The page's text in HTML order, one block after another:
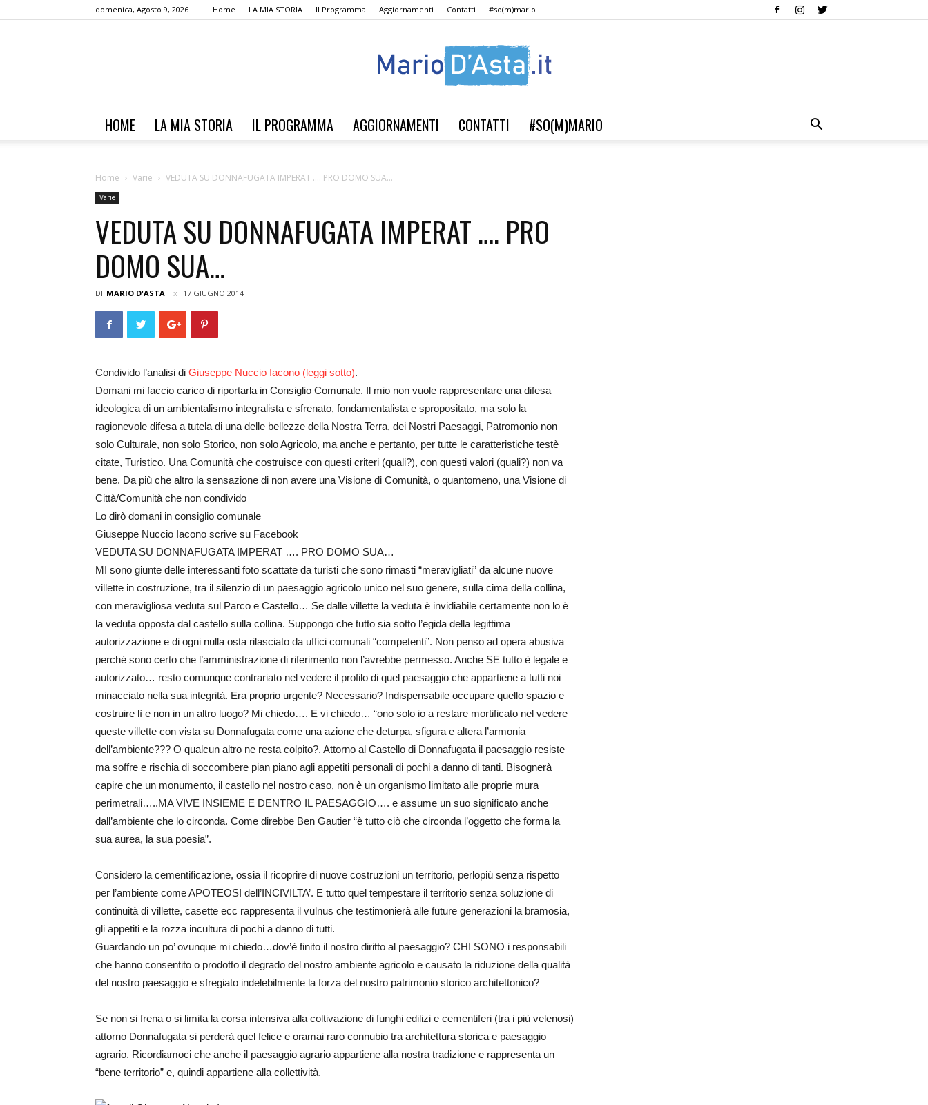
domenica, Agosto 9, 2026 Home LA MIA STORIA Il Programma Aggiornamenti Contatti #so(m)mario
HOME LA MIA STORIA IL PROGRAMMA AGGIORNAMENTI CONTATTI #SO(M)MARIO
Home Varie VEDUTA SU DONNAFUGATA IMPERAT …. PRO DOMO SUA…
Varie
VEDUTA SU DONNAFUGATA IMPERAT …. PRO
DOMO SUA…
DI MARIO D'ASTA 17 GIUGNO 2014
Condivido l’analisi di Giuseppe Nuccio Iacono (leggi sotto).
Domani mi faccio carico di riportarla in Consiglio Comunale. Il mio non vuole rappresentare una difesa
ideologica di un ambientalismo integralista e sfrenato, fondamentalista e spropositato, ma solo la
ragionevole difesa a tutela di una delle bellezze della Nostra Terra, dei Nostri Paesaggi, Patromonio non
solo Culturale, non solo Storico, non solo Agricolo, ma anche e pertanto, per tutte le caratteristiche testè
citate, Turistico. Una Comunità che costruisce con questi criteri (quali?), con questi valori (quali?) non va
bene. Da più che altro la sensazione di non avere una Visione di Comunità, o quantomeno, una Visione di
Città/Comunità che non condivido
Lo dirò domani in consiglio comunale
Giuseppe Nuccio Iacono scrive su Facebook
VEDUTA SU DONNAFUGATA IMPERAT …. PRO DOMO SUA…
MI sono giunte delle interessanti foto scattate da turisti che sono rimasti “meravigliati” da alcune nuove
villette in costruzione, tra il silenzio di un paesaggio agricolo unico nel suo genere, sulla cima della collina,
con meravigliosa veduta sul Parco e Castello… Se dalle villette la veduta è invidiabile certamente non lo è
la veduta opposta dal castello sulla collina. Suppongo che tutto sia sotto l’egida della legittima
autorizzazione e di ogni nulla osta rilasciato da uffici comunali “competenti”. Non penso ad opera abusiva
perché sono certo che l’amministrazione di riferimento non l’avrebbe permesso. Anche SE tutto è legale e
autorizzato… resto comunque contrariato nel vedere il profilo di quel paesaggio che appartiene a tutti noi
minacciato nella sua integrità. Era proprio urgente? Necessario? Indispensabile occupare quello spazio e
costruire lì e non in un altro luogo? Mi chiedo…. E vi chiedo… “ono solo io a restare mortificato nel vedere
queste villette con vista su Donnafugata come una azione che deturpa, sfigura e altera l’armonia
dell’ambiente??? O qualcun altro ne resta colpito?. Attorno al Castello di Donnafugata il paesaggio resiste
ma soffre e rischia di soccombere pian piano agli appetiti personali di pochi a danno di tanti. Bisognerà
capire che un monumento, il castello nel nostro caso, non è un organismo limitato alle proprie mura
perimetrali…..MA VIVE INSIEME E DENTRO IL PAESAGGIO…. e assume un suo significato anche
dall’ambiente che lo circonda. Come direbbe Ben Gautier “è tutto ciò che circonda l’oggetto che forma la
sua aurea, la sua poesia”.
Considero la cementificazione, ossia il ricoprire di nuove costruzioni un territorio, perlopiù senza rispetto
per l’ambiente come APOTEOSI dell’INCIVILTA’. E tutto quel tempestare il territorio senza soluzione di
continuità di villette, casette ecc rappresenta il vulnus che testimonierà alle future generazioni la bramosia,
gli appetiti e la rozza incultura di pochi a danno di tutti.
Guardando un po’ ovunque mi chiedo…dov’è finito il nostro diritto al paesaggio? CHI SONO i responsabili
che hanno consentito o prodotto il degrado del nostro ambiente agricolo e causato la riduzione della qualità
del nostro paesaggio e sfregiato indelebilmente la forza del nostro patrimonio storico architettonico?
Se non si frena o si limita la corsa intensiva alla coltivazione di funghi edilizi e cementiferi (tra i più velenosi)
attorno Donnafugata si perderà quel felice e oramai raro connubio tra architettura storica e paesaggio
agrario. Ricordiamoci che anche il paesaggio agrario appartiene alla nostra tradizione e rappresenta un
“bene territorio” e, quindi appartiene alla collettività.